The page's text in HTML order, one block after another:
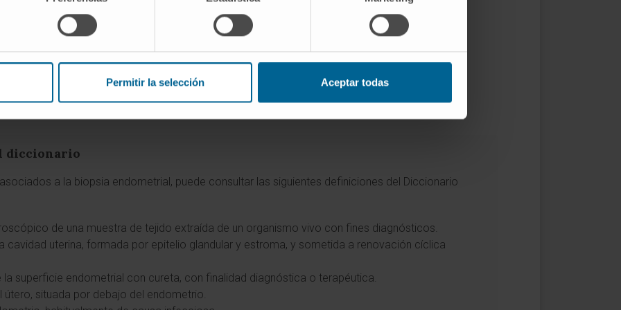
Permitir la selección Aceptar todas
endometrial.
Definición de biopsia - Diccionario de cáncer del NCI
general).
diccionario
a la biopsia endometrial, puede consultar las siguientes definiciones del Diccionario
de una muestra de tejido extraída de un organismo vivo con fines diagnósticos.
cavidad uterina, formada por epitelio glandular y estroma, y sometida a renovación cíclica
la superficie endometrial con cureta, con finalidad diagnóstica o terapéutica.
útero, situada por debajo del endometrio.